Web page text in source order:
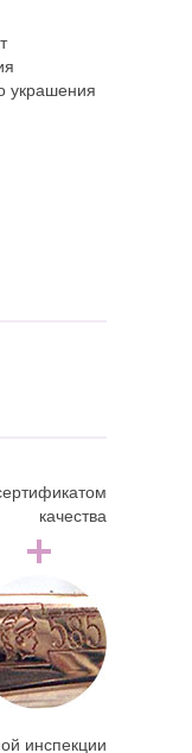
украшения
качества
инспекции